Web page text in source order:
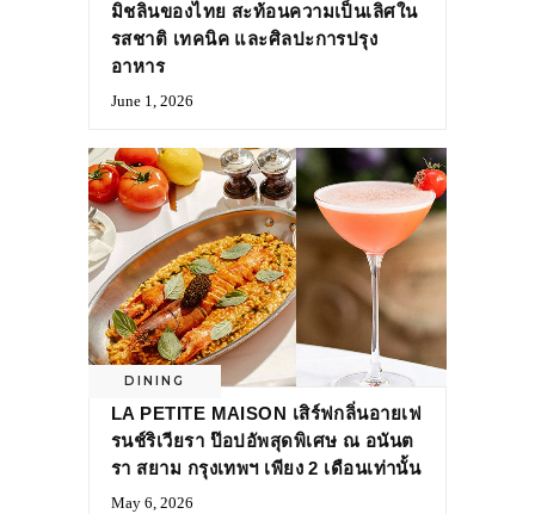
มิชลินของไทย สะท้อนความเป็นเลิศใน
รสชาติ เทคนิค และศิลปะการปรุง
อาหาร
June 1, 2026
DINING
LA PETITE MAISON เสิร์ฟกลิ่นอายเฟ
รนช์ริเวียรา ป๊อปอัพสุดพิเศษ ณ อนันต
รา สยาม กรุงเทพฯ เพียง 2 เดือนเท่านั้น
May 6, 2026